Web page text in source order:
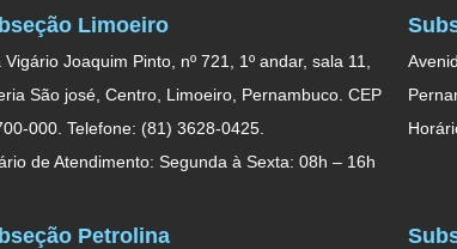
Limoeiro
Vigário Joaquim Pinto, nº 721, 1º andar, sala 11,
São josé, Centro, Limoeiro, Pernambuco. CEP
000. Telefone: (81) 3628-0425.
de Atendimento: Segunda à Sexta: 08h – 16h
Petrolina